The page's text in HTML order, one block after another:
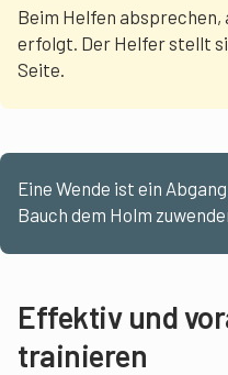
Beim Helfen absprechen,
erfolgt. Der Helfer stellt
Seite.
Eine Wende ist ein
Bauch dem Holm
Effektiv und
trainieren